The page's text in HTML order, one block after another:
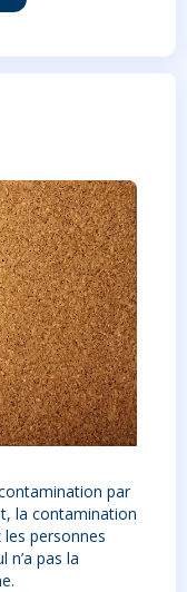
par
la contamination
personnes
n’a pas la